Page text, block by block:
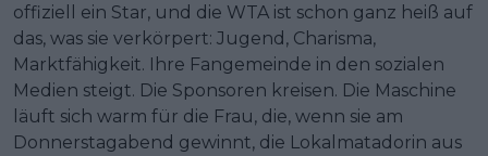
offiziell ein Star, und die WTA ist schon ganz heiß auf
das, was sie verkörpert: Jugend, Charisma,
Marktfähigkeit. Ihre Fangemeinde in den sozialen
Medien steigt. Die Sponsoren kreisen. Die Maschine
läuft sich warm für die Frau, die, wenn sie am
Donnerstagabend gewinnt, die Lokalmatadorin aus